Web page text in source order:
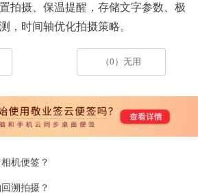
拍摄、保温提醒，存储文字参数、极
，时间轴优化拍摄策略。
（0）无用
机便签？
溯拍摄？